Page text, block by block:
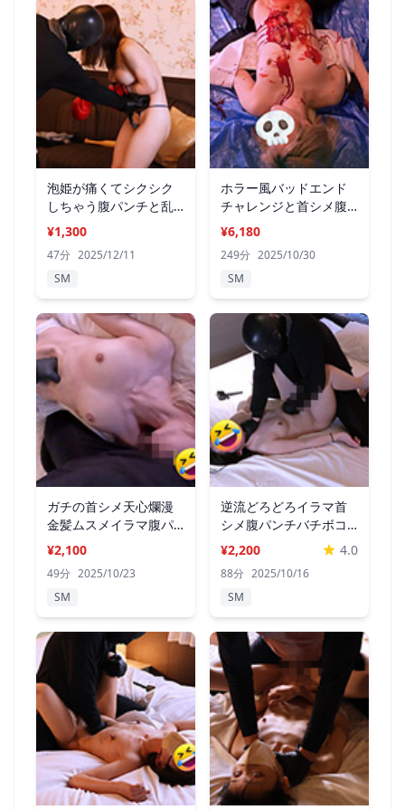
泡姫が痛くてシクシク
しちゃう腹パンチと乱
暴セックス
¥1,300
47分 2025/12/11
SM
ホラー風バッドエンド
チャレンジと首シメ腹
パンチ
¥6,180
249分 2025/10/30
SM
ガチの首シメ天心爛漫
金髪ムスメイラマ腹パ
ンチセックス
¥2,100
49分 2025/10/23
SM
逆流どろどろイラマ首
シメ腹パンチバチボコ
セックス
¥2,200 4.0
88分 2025/10/16
SM